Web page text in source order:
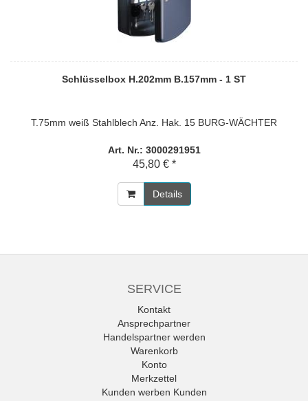
Schlüsselbox H.202mm B.157mm - 1 ST
T.75mm weiß Stahlblech Anz. Hak. 15 BURG-WÄCHTER
Art. Nr.: 3000291951
45,80 € *
Details
SERVICE
Kontakt
Ansprechpartner
Handelspartner werden
Warenkorb
Konto
Merkzettel
Kunden werben Kunden